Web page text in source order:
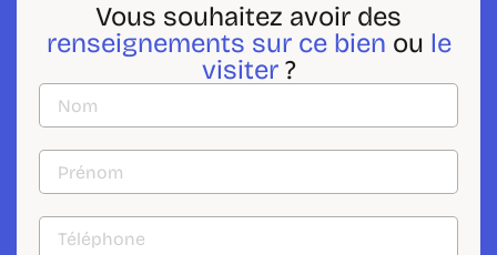
Vous souhaitez avoir des
renseignements sur ce bien ou le
visiter?